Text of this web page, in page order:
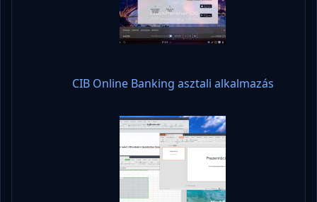
CIB Online Banking asztali alkalmazás